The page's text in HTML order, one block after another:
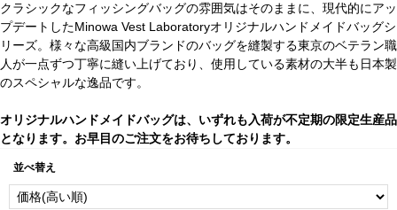
クラシックなフィッシングバッグの雰囲気はそのままに、現代的にアッ
プデートしたMinowa Vest Laboratoryオリジナルハンドメイドバッグシ
リーズ。様々な高級国内ブランドのバッグを縫製する東京のベテラン職
人が一点ずつ丁寧に縫い上げており、使用している素材の大半も日本製
のスペシャルな逸品です。
オリジナルハンドメイドバッグは、いずれも入荷が不定期の限定生産品
となります。お早目のご注文をお待ちしております。
並べ替え